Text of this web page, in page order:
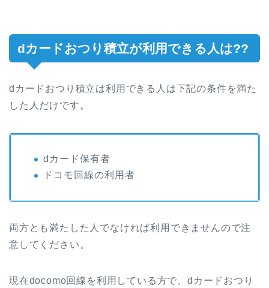
dカードおつり積立が利用できる人は??
dカードおつり積立は利用できる人は下記の条件を満た
した人だけです。
dカード保有者
ドコモ回線の利用者
両方とも満たした人でなければ利用できませんので注
意してください。
現在docomo回線を利用している方で、dカードおつり